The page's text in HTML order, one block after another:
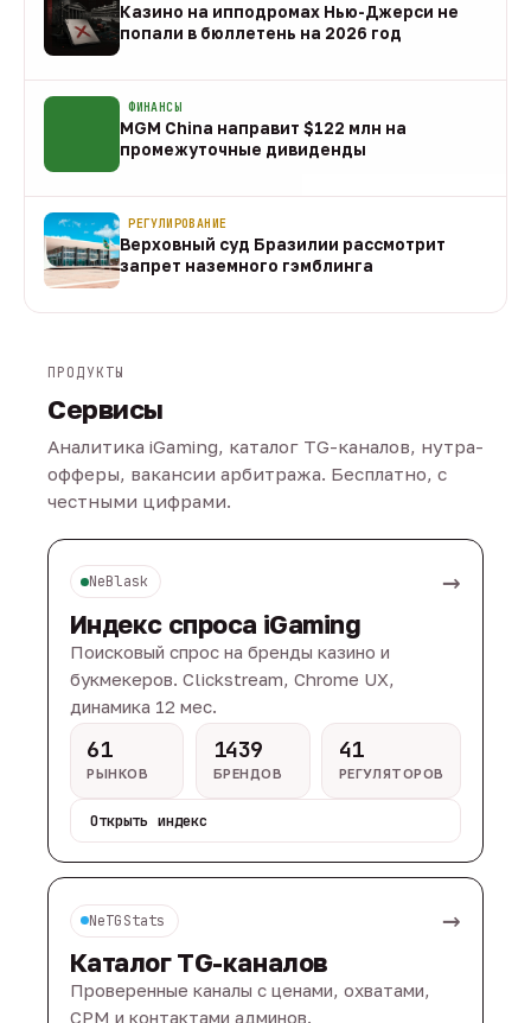
Казино на ипподромах Нью-Джерси не
попали в бюллетень на 2026 год
ФИНАНСЫ
MGM China направит $122 млн на
промежуточные дивиденды
РЕГУЛИРОВАНИЕ
Верховный суд Бразилии рассмотрит
запрет наземного гэмблинга
ПРОДУКТЫ
Сервисы
Аналитика iGaming, каталог TG-каналов, нутра-
офферы, вакансии арбитража. Бесплатно, с
честными цифрами.
NeBlask →
Индекс спроса iGaming
Поисковый спрос на бренды казино и
букмекеров. Clickstream, Chrome UX,
динамика 12 мес.
61
РЫНКОВ
1439
БРЕНДОВ
41
РЕГУЛЯТОРОВ
Открыть индекс
NeTGStats →
Каталог TG-каналов
Проверенные каналы с ценами, охватами,
CPM и контактами админов.